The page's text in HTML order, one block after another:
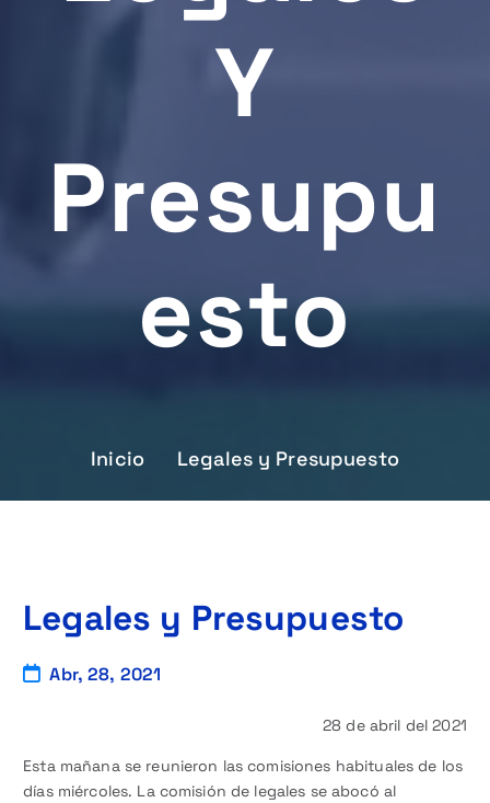
Y
Presupu
Esto
Inicio Legales y Presupuesto
Legales y Presupuesto
Abr, 28, 2021
28 de abril del 2021
Esta mañana se reunieron las comisiones habituales de los
días miércoles. La comisión de legales se abocó al